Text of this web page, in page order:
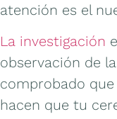
atención es el
La investigación
observación de
comprobado
hacen que tu